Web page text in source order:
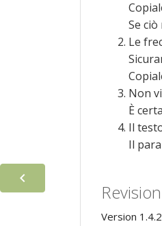
Se
Le
Non
È
Il
Il
Version
